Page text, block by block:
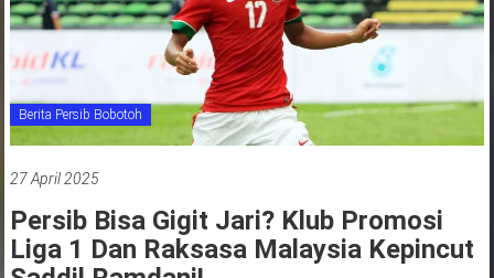
Berita Persib Bobotoh
27 April 2025
Persib Bisa Gigit Jari? Klub Promosi
Liga 1 Dan Raksasa Malaysia Kepincut